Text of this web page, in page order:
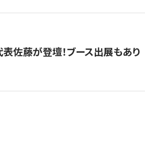
佐藤が登壇！ブース出展もあり